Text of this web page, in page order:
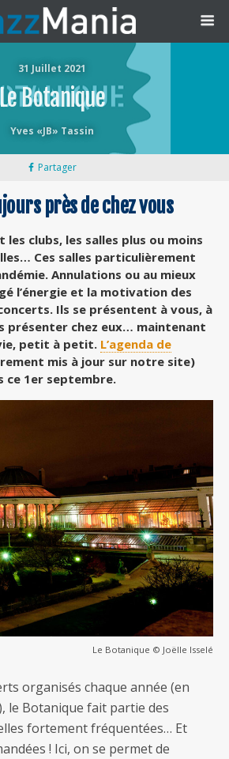
31 Juillet 2021
Botanique
Yves «JB» Tassin
Partager
près de chez vous
les clubs, les salles plus ou moins
Ces salles particulièrement
Annulations ou au mieux
l’énergie et la motivation des
Ils se présentent à vous, à
présenter chez eux… maintenant
petit à petit. L’agenda de
mis à jour sur notre site)
ce 1er septembre.
Le Botanique © Joëlle Isselé
organisés chaque année (en
le Botanique fait partie des
fortement fréquentées… Et
! Ici, on se permet de